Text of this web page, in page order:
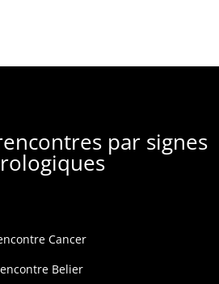
par signes
Cancer
Belier